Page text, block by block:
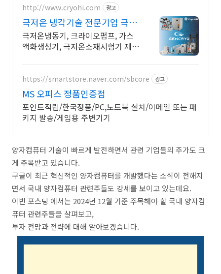
http://www.cryohi.com 광고
극저온 냉각기술 전문기업 극저
온 냉각기술 전문기업
극저온냉동기, 크라이오펌프, 가스
액화생성기, 극저온소재시험기 제조
제조전문
https://smartstore.naver.com/sbcore 광고
MS 오피스 정품인증점
포인트적립/한국정품/PC,노트북 설치/이메일 또는 패
키지 발송/게임용 주변기기
양자컴퓨터 기술이 빠르게 발전하면서 관련 기업들의 주가도 크
게 주목받고 있습니다.
구글이 최근 혁신적인 양자컴퓨터를 개발했다는 소식이 전해지
면서 국내 양자컴퓨터 관련주들도 강세를 보이고 있는데요.
이번 포스팅 에서는 2024년 12월 기준 주목해야 할 국내 양자컴
퓨터 관련주들을 살펴보고,
투자 전망과 전략에 대해 알아보겠습니다.